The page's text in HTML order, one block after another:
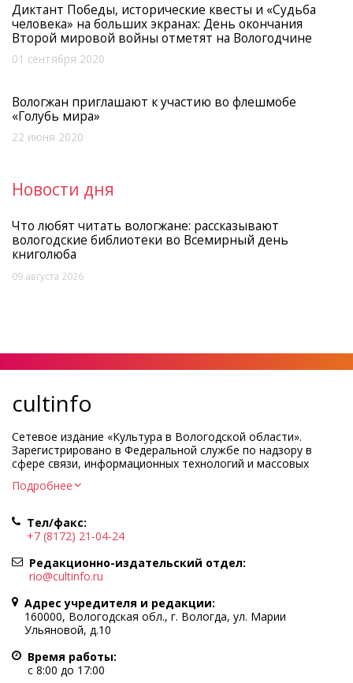
Диктант Победы, исторические квесты и «Судьба
человека» на больших экранах: День окончания
Второй мировой войны отметят на Вологодчине
01 сентября 2020
Вологжан приглашают к участию во флешмобе
«Голубь мира»
22 июня 2020
Новости дня
Что любят читать вологжане: рассказывают
вологодские библиотеки во Всемирный день
книголюба
09 августа 2026
cultinfo
Сетевое издание «Культура в Вологодской области».
Зарегистрировано в Федеральной службе по надзору в
сфере связи, информационных технологий и массовых
Регистрационный номер и дата принятия решения о
Учредитель КУ ВО «Информационно-аналитический центр
культуры»
Адрес учредителя и редакции: 160000, Вологодская обл., г.
Вологда, ул. Марии Ульяновой, д.10
Главный редактор — Легчанова Елена Григорьевна
Политика в отношении обработки персональных данных
При полном или частичном использовании информации
портала гиперссылка на cultinfo.ru обязательна.
Редакция не несет ответственности за достоверность
информации, содержащейся в рекламных объявлениях.
Подробнее
Тел/факс:
+7 (8172) 21-04-24
Редакционно-издательский отдел:
rio@cultinfo.ru
Адрес учредителя и редакции:
160000, Вологодская обл., г. Вологда, ул. Марии
Ульяновой, д.10
Время работы:
с 8:00 до 17:00